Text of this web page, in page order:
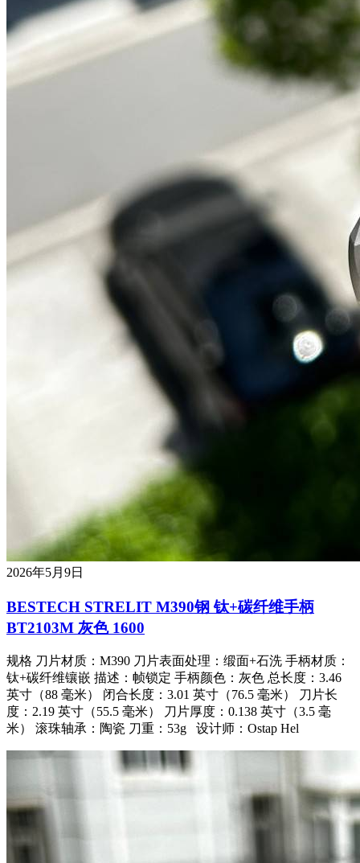
2026年5月9日
BESTECH STRELIT M390钢 钛+碳纤维手柄
BT2103M 灰色 1600
规格 刀片材质：M390 刀片表面处理：缎面+石洗 手柄材质：
钛+碳纤维镶嵌 描述：帧锁定 手柄颜色：灰色 总长度：3.46
英寸（88 毫米） 闭合长度：3.01 英寸（76.5 毫米） 刀片长
度：2.19 英寸（55.5 毫米） 刀片厚度：0.138 英寸（3.5 毫
米） 滚珠轴承：陶瓷 刀重：53g 设计师：Ostap Hel